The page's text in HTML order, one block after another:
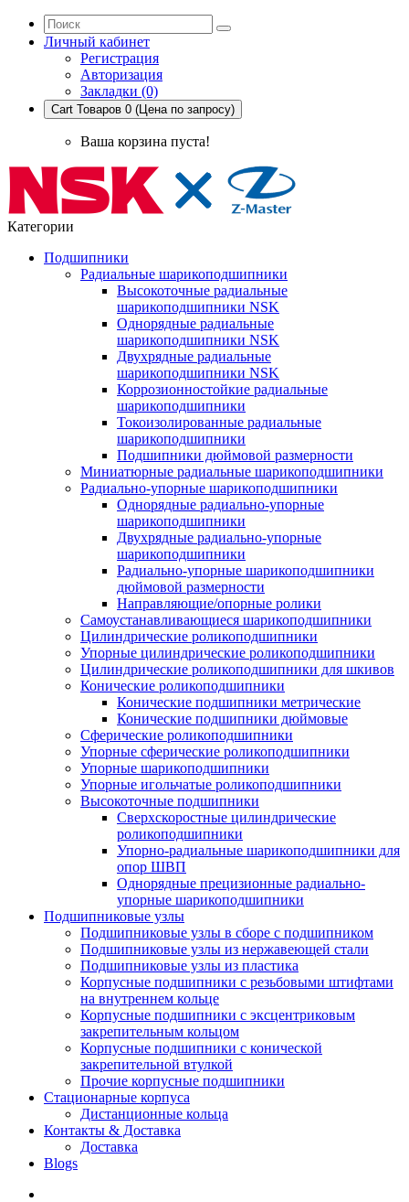
Личный кабинет
Регистрация
Авторизация
Закладки (0)
Cart Товаров 0 (Цена по запросу)
Ваша корзина пуста!
Категории
Подшипники
Радиальные шарикоподшипники
Высокоточные радиальные
шарикоподшипники NSK
Однорядные радиальные
шарикоподшипники NSK
Двухрядные радиальные
шарикоподшипники NSK
Коррозионностойкие радиальные
шарикоподшипники
Токоизолированные радиальные
шарикоподшипники
Подшипники дюймовой размерности
Миниатюрные радиальные шарикоподшипники
Радиально-упорные шарикоподшипники
Однорядные радиально-упорные
шарикоподшипники
Двухрядные радиально-упорные
шарикоподшипники
Радиально-упорные шарикоподшипники
дюймовой размерности
Направляющие/опорные ролики
Самоустанавливающиеся шарикоподшипники
Цилиндрические роликоподшипники
Упорные цилиндрические роликоподшипники
Цилиндрические роликоподшипники для шкивов
Конические роликоподшипники
Конические подшипники метрические
Конические подшипники дюймовые
Сферические роликоподшипники
Упорные сферические роликоподшипники
Упорные шарикоподшипники
Упорные игольчатые роликоподшипники
Высокоточные подшипники
Сверхскоростные цилиндрические
роликоподшипники
Упорно-радиальные шарикоподшипники для
опор ШВП
Однорядные прецизионные радиально-
упорные шарикоподшипники
Подшипниковые узлы
Подшипниковые узлы в сборе с подшипником
Подшипниковые узлы из нержавеющей стали
Подшипниковые узлы из пластика
Корпусные подшипники с резьбовыми штифтами
на внутреннем кольце
Корпусные подшипники с эксцентриковым
закрепительным кольцом
Корпусные подшипники с конической
закрепительной втулкой
Прочие корпусные подшипники
Стационарные корпуса
Дистанционные кольца
Контакты & Доставка
Доставка
Blogs